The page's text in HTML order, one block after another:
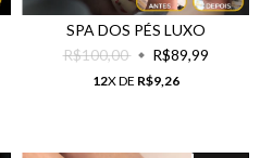
SPA DOS PÉS LUXO
R$100,00
R$89,99
12X DE R$9,26